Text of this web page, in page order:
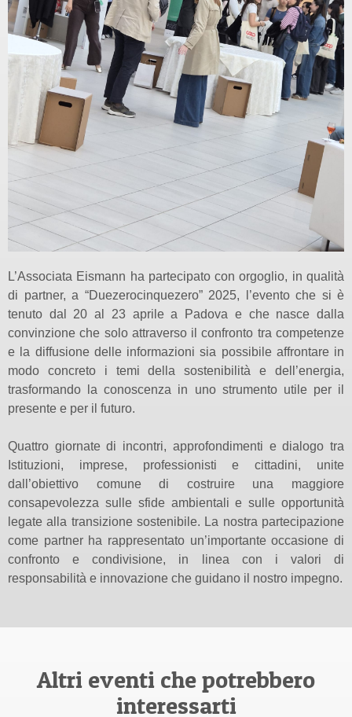
L’Associata Eismann ha partecipato con orgoglio, in qualità
di partner, a “Duezerocinquezero” 2025, l’evento che si è
tenuto dal 20 al 23 aprile a Padova e che nasce dalla
convinzione che solo attraverso il confronto tra competenze
e la diffusione delle informazioni sia possibile affrontare in
modo concreto i temi della sostenibilità e dell’energia,
trasformando la conoscenza in uno strumento utile per il
presente e per il futuro.
Quattro giornate di incontri, approfondimenti e dialogo tra
Istituzioni, imprese, professionisti e cittadini, unite
dall’obiettivo comune di costruire una maggiore
consapevolezza sulle sfide ambientali e sulle opportunità
legate alla transizione sostenibile. La nostra partecipazione
come partner ha rappresentato un’importante occasione di
confronto e condivisione, in linea con i valori di
responsabilità e innovazione che guidano il nostro impegno.
Altri eventi che potrebbero
interessarti